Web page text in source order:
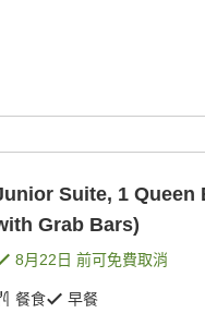
Suite, 1 Queen
Grab Bars)
8月22日 前可免費取消
餐食 早餐